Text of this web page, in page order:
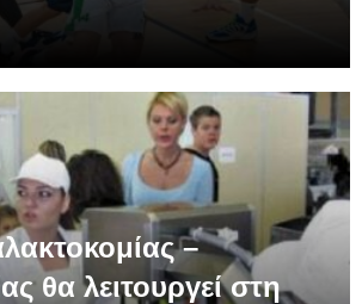
–
θα λειτουργεί στη